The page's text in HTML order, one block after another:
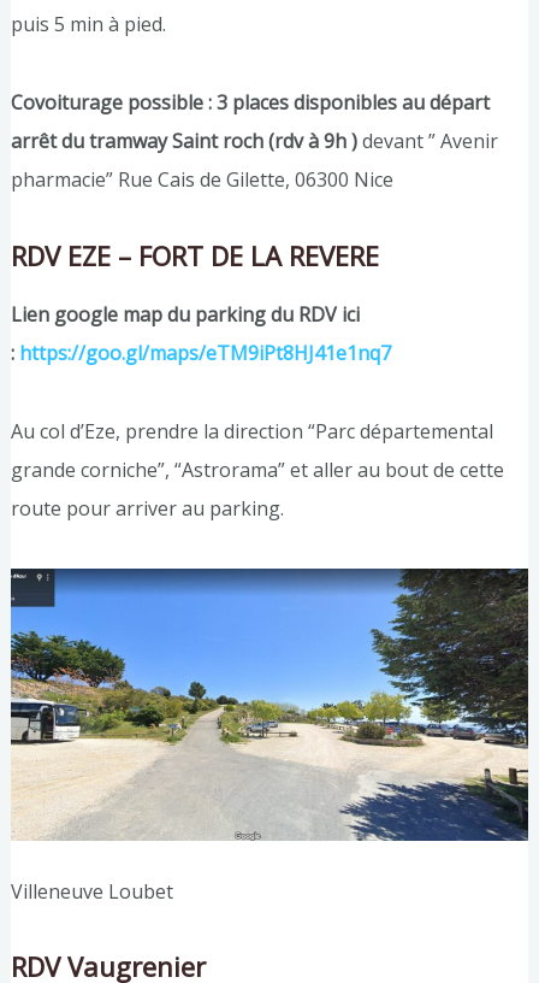
puis 5 min à pied.
Covoiturage possible : 3 places disponibles au départ
arrêt du tramway Saint roch (rdv à 9h )devant ” Avenir
pharmacie” Rue Cais de Gilette, 06300 Nice
RDV EZE – FORT DE LA REVERE
Lien google map du parking du RDV ici
: https://goo.gl/maps/eTM9iPt8HJ41e1nq7
Au col d’Eze, prendre la direction “Parc départemental
grande corniche”, “Astrorama” et aller au bout de cette
route pour arriver au parking.
Villeneuve Loubet
RDV Vaugrenier